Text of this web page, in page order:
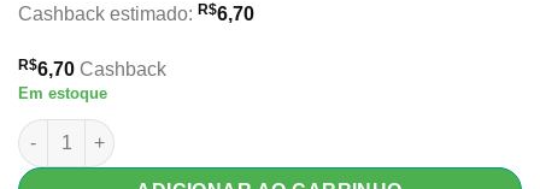
Cashback estimado: R$6,70
R$6,70 Cashback
Em estoque
Tarot of A.E. Waite - Mini quantidade